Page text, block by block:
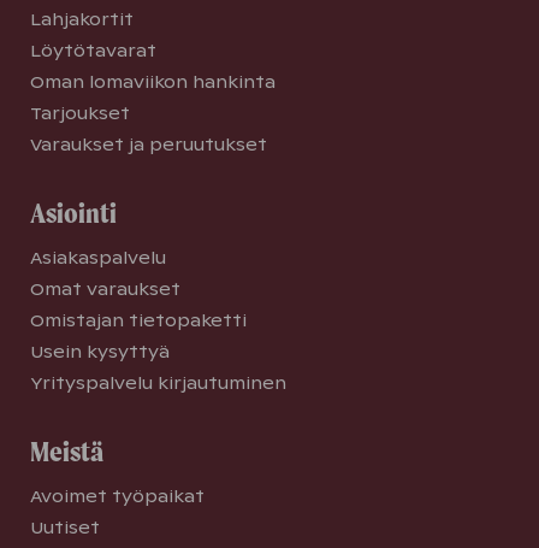
Lahjakortit
Löytötavarat
Oman lomaviikon hankinta
Tarjoukset
Varaukset ja peruutukset
Asiointi
Asiakaspalvelu
Omat varaukset
Omistajan tietopaketti
Usein kysyttyä
Yrityspalvelu kirjautuminen
Meistä
Avoimet työpaikat
Uutiset